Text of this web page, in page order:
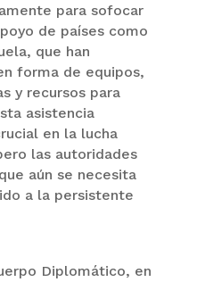
para sofocar
de países como
que han
forma de equipos,
y recursos para
asistencia
en la lucha
las autoridades
aún se necesita
a la persistente
Diplomático, en